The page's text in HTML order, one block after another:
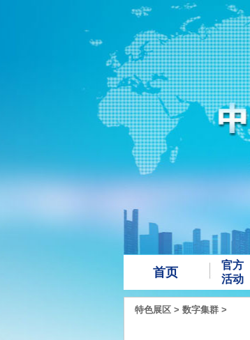
首页
官方
活动
特色展区 > 数字集群 >